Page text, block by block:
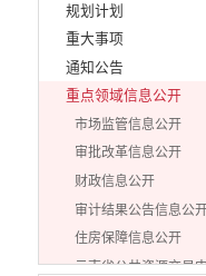
规划计划
重大事项
通知公告
重点领域信息公开
市场监管信息公开
审批改革信息公开
财政信息公开
审计结果公告信息公
住房保障信息公开
云南省公共资源交易